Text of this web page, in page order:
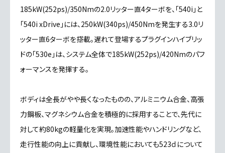
185kW(252ps)/350Nmの2.0リッター直4ターボを、「540i」と
「540i xDrive」には、250kW(340ps)/450Nmを発生する3.0リ
ッター直6ターボを搭載。遅れて登場するプラグインハイブリッ
ドの「530e」は、システム全体で185kW(252ps)/420Nmのパフ
ォーマンスを発揮する。
ボディは全長がやや長くなったものの、アルミニウム合金、高張
力鋼板、マグネシウム合金を積極的に採用することで、先代に
対して約80kgの軽量化を実現。加速性能やハンドリングなど、
走行性能の向上に貢献し、環境性能においても523ｄについて